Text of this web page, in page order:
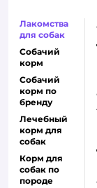
Лакомства
для собак
Собачий
корм
Собачий
корм по
бренду
Лечебный
корм для
собак
Корм для
собак по
породе